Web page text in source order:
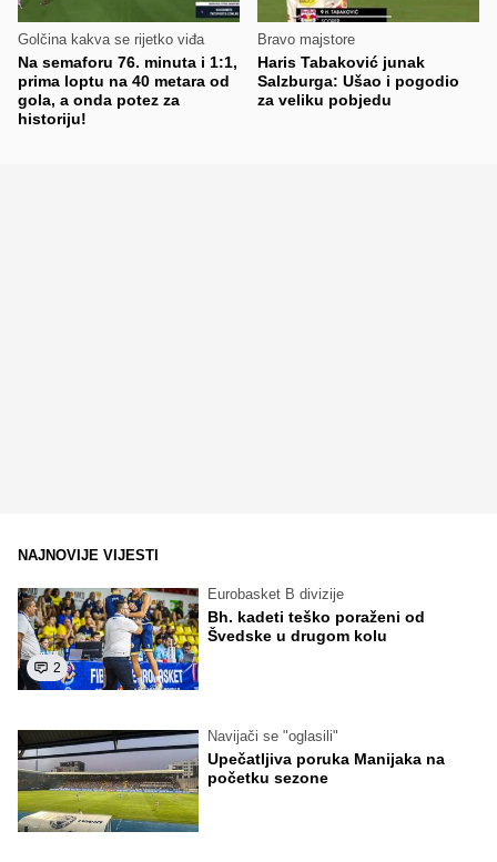
Golčina kakva se rijetko viđa
Na semaforu 76. minuta i 1:1,
prima loptu na 40 metara od
gola, a onda potez za
historiju!
Bravo majstore
Haris Tabaković junak
Salzburga: Ušao i pogodio
za veliku pobjedu
NAJNOVIJE VIJESTI
2
Eurobasket B divizije
Bh. kadeti teško poraženi od
Švedske u drugom kolu
Navijači se "oglasili"
Upečatljiva poruka Manijaka na
početku sezone